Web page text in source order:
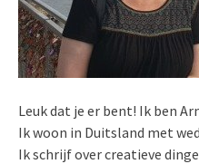
Leuk dat je er bent! Ik ben
Ik woon in Duitsland met
Ik schrijf over creatieve